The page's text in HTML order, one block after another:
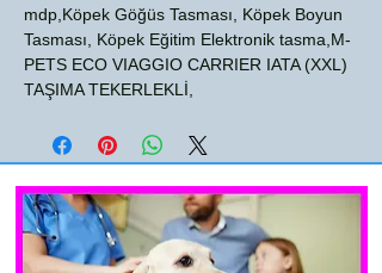
mdp,Köpek Göğüs Tasması, Köpek Boyun
Tasması, Köpek Eğitim Elektronik tasma,M-
PETS ECO VIAGGIO CARRIER IATA (XXL)
TAŞIMA TEKERLEKLİ,